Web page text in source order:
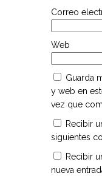
Correo
Web
Guarda
y web en
vez que
Recibir
siguientes
Recibir
nueva